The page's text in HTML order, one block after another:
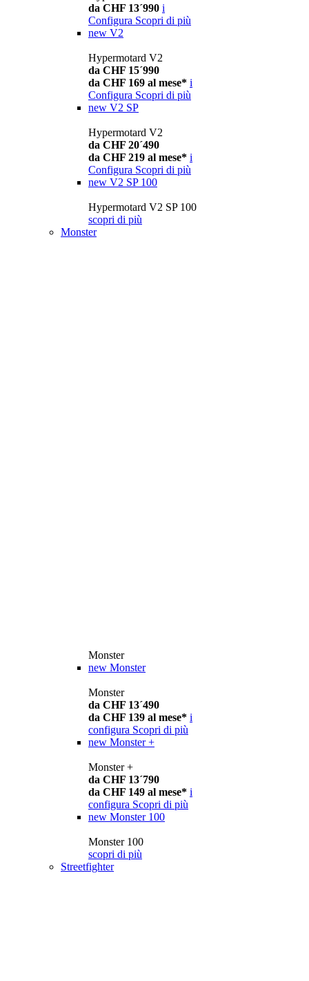
da CHF 13´990 i
Configura Scopri di più
new V2
Hypermotard V2
da CHF 15´990
da CHF 169 al mese* i
Configura Scopri di più
new V2 SP
Hypermotard V2
da CHF 20´490
da CHF 219 al mese* i
Configura Scopri di più
new V2 SP 100
Hypermotard V2 SP 100
scopri di più
Monster
Monster
new Monster
Monster
da CHF 13´490
da CHF 139 al mese* i
configura Scopri di più
new Monster +
Monster +
da CHF 13´790
da CHF 149 al mese* i
configura Scopri di più
new Monster 100
Monster 100
scopri di più
Streetfighter